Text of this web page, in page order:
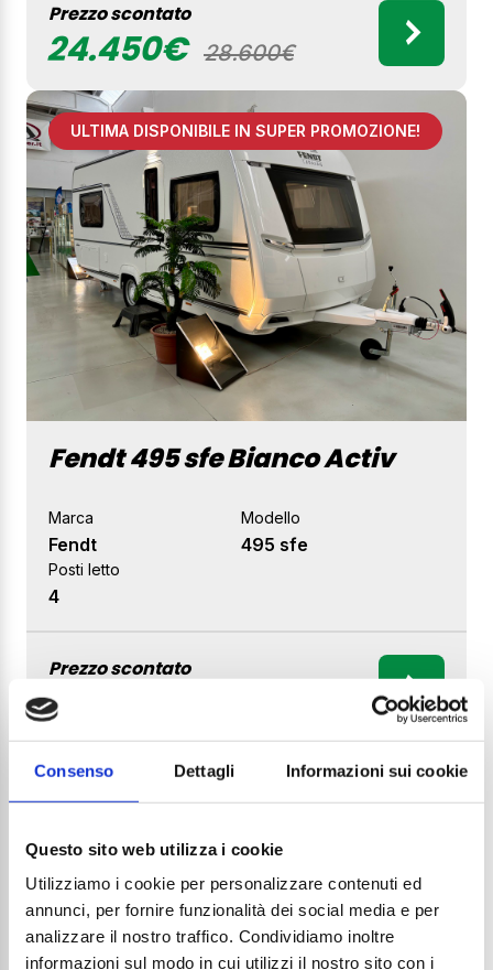
Consenso Dettagli Informazioni sui cookie
Questo sito web utilizza i cookie
Utilizziamo i cookie per personalizzare contenuti ed
annunci, per fornire funzionalità dei social media e per
analizzare il nostro traffico. Condividiamo inoltre
informazioni sul modo in cui utilizzi il nostro sito con i
Prezzo scontato
24.450€ 28.600€
ULTIMA DISPONIBILE IN SUPER PROMOZIONE!
Fendt 495 sfe Bianco Activ
Marca
Fendt
Modello
495 sfe
Posti letto
4
Prezzo scontato
29.700€